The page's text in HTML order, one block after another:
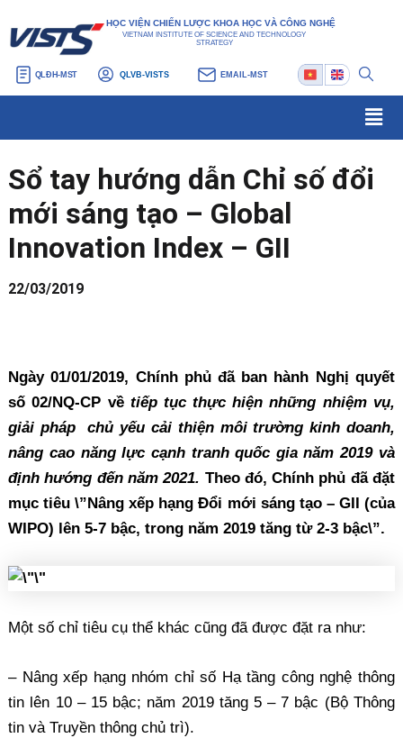
tới
nội
dung
HỌC VIỆN CHIẾN LƯỢC KHOA HỌC VÀ CÔNG NGHỆ
VIETNAM INSTITUTE OF SCIENCE AND TECHNOLOGY
STRATEGY
QLĐH-MST QLVB-VISTS EMAIL-MST
Sổ tay hướng dẫn Chỉ số đổi
mới sáng tạo – Global
Innovation Index – GII
22/03/2019
Ngày 01/01/2019, Chính phủ đã ban hành Nghị quyết
số 02/NQ-CP về tiếp tục thực hiện những nhiệm vụ,
giải pháp chủ yếu cải thiện môi trường kinh doanh,
nâng cao năng lực cạnh tranh quốc gia năm 2019 và
định hướng đến năm 2021. Theo đó, Chính phủ đã đặt
mục tiêu \”Nâng xếp hạng Đổi mới sáng tạo – GII (của
WIPO) lên 5-7 bậc, trong năm 2019 tăng từ 2-3 bậc\”.
Một số chỉ tiêu cụ thể khác cũng đã được đặt ra như:
– Nâng xếp hạng nhóm chỉ số Hạ tầng công nghệ thông
tin lên 10 – 15 bậc; năm 2019 tăng 5 – 7 bậc (Bộ Thông
tin và Truyền thông chủ trì).
hướng
bài
viết